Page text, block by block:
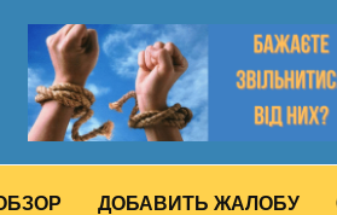
ДОБАВИТЬ ЖАЛОБУ